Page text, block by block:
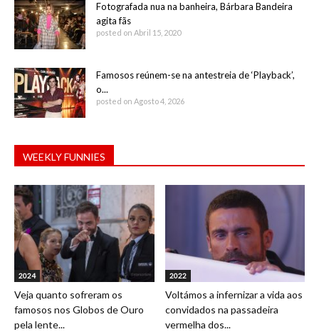
Fotografada nua na banheira, Bárbara Bandeira
agita fãs
posted on Abril 15, 2020
Famosos reúnem-se na antestreia de ‘Playback’,
o...
posted on Agosto 4, 2026
WEEKLY FUNNIES
2024
Veja quanto sofreram os
famosos nos Globos de Ouro
pela lente...
2022
Voltámos a infernizar a vida aos
convidados na passadeira
vermelha dos...